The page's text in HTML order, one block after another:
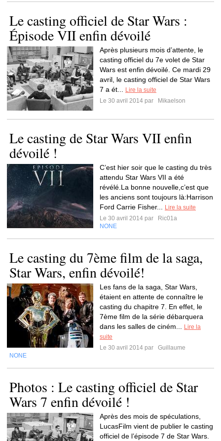
Le casting officiel de Star Wars :
Épisode VII enfin dévoilé
Après plusieurs mois d’attente, le
casting officiel du 7e volet de Star
Wars est enfin dévoilé. Ce mardi 29
avril, le casting officiel de Star Wars
7 a ét...
Lire la suite
Le 30 avril 2014 par
Mikaelson
Le casting de Star Wars VII enfin
dévoilé !
C’est hier soir que le casting du très
attendu Star Wars VII a été
révélé.La bonne nouvelle,c’est que
les anciens sont toujours là:Harrison
Ford Carrie Fisher...
Lire la suite
Le 30 avril 2014 par
Ric01a
NONE
Le casting du 7ème film de la saga,
Star Wars, enfin dévoilé!
Les fans de la saga, Star Wars,
étaient en attente de connaître le
casting du chapitre 7. En effet, le
7ème film de la série débarquera
dans les salles de ciném...
Lire la
suite
Le 30 avril 2014 par
Guillaume
NONE
Photos : Le casting officiel de Star
Wars 7 enfin dévoilé !
Après des mois de spéculations,
LucasFilm vient de publier le casting
officiel de l’épisode 7 de Star Wars.